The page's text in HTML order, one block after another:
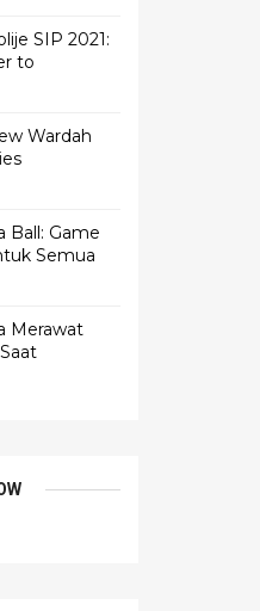
SIP 2021:
to
Wardah
Ball: Game
Semua
Merawat